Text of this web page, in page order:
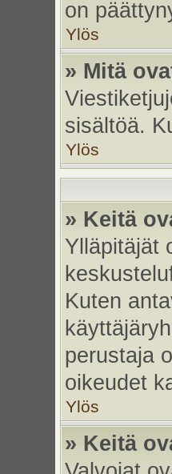
on
Ylös
» Mitä
sisältöä.
Ylös
» Keitä
Ylläpitäjät
Kuten
perustaja
oikeudet
Ylös
» Keitä